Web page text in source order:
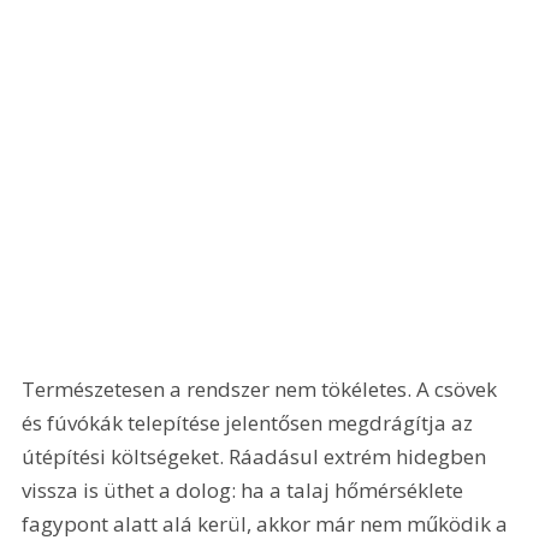
Természetesen a rendszer nem tökéletes. A csövek
és fúvókák telepítése jelentősen megdrágítja az
útépítési költségeket. Ráadásul extrém hidegben
vissza is üthet a dolog: ha a talaj hőmérséklete
fagypont alatt alá kerül, akkor már nem működik a